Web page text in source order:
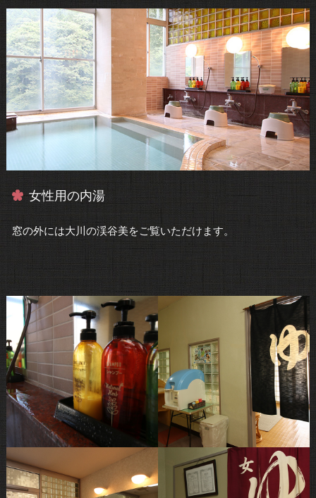
女性用の内湯
窓の外には大川の渓谷美をご覧いただけます。